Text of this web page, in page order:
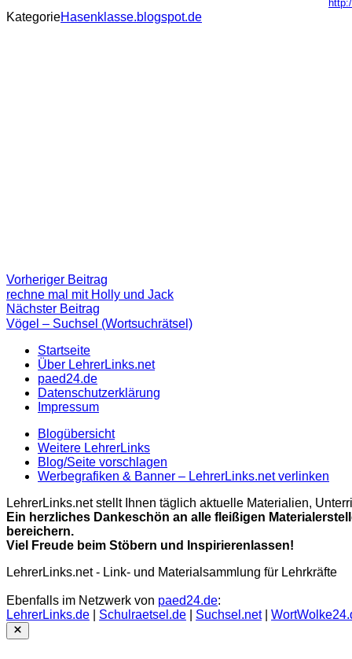
KategorieHasenklasse.blogspot.de
Beitragsnavigation
Vorheriger Beitrag
Beitrag:
rechne mal mit Holly und Jack
Nächster Beitrag
Beitrag
Vögel – Suchsel (Wortsuchrätsel)
Startseite
Über LehrerLinks.net
paed24.de
Datenschutzerklärung
Impressum
Blogübersicht
Weitere LehrerLinks
Blog/Seite vorschlagen
Werbegrafiken & Banner – LehrerLinks.net verlinken
LehrerLinks.net stellt Ihnen täglich aktuelle Materialien,
Ein herzliches Dankeschön an alle fleißigen
bereichern.
Viel Freude beim Stöbern und Inspirierenlassen!
LehrerLinks.net - Link- und Materialsammlung für Lehrkräfte
Ebenfalls im Netzwerk von paed24.de:
LehrerLinks.de
Schulraetsel.de Suchsel.net|
Close